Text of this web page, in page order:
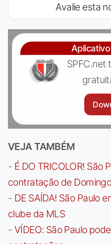
Avalie esta
SPFC.net
VEJA TAMBÉM
- É DO TRICOLOR! São
contratação de
- DE SAÍDA! São Paulo
clube da MLS
- VÍDEO: São Paulo